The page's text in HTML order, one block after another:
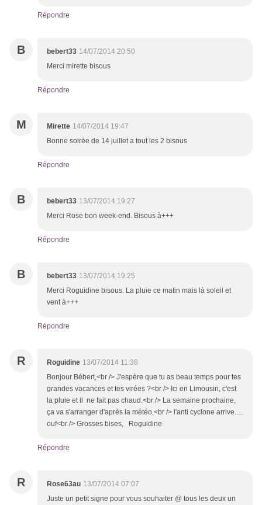
Répondre
B bebert33 14/07/2014 20:50
Merci mirette bisous
Répondre
M Mirette 14/07/2014 19:47
Bonne soirée de 14 juillet a tout les 2 bisous
Répondre
B bebert33 13/07/2014 19:27
Merci Rose bon week-end. Bisous à+++
Répondre
B bebert33 13/07/2014 19:25
Merci Roguidine bisous. La pluie ce matin mais là soleil et
vent à+++
Répondre
R Roguidine 13/07/2014 11:38
Bonjour Bébert,<br /> J'espère que tu as beau temps pour tes
grandes vacances et tes virées ?<br /> Ici en Limousin, c'est
la pluie et il ne fait pas chaud.<br /> La semaine prochaine,
ça va s'arranger d'après la météo,<br /> l'anti cyclone arrive.....
ouf<br /> Grosses bises, Roguidine
Répondre
R Rose63au 13/07/2014 07:07
Juste un petit signe pour vous souhaiter @ tous les deux un